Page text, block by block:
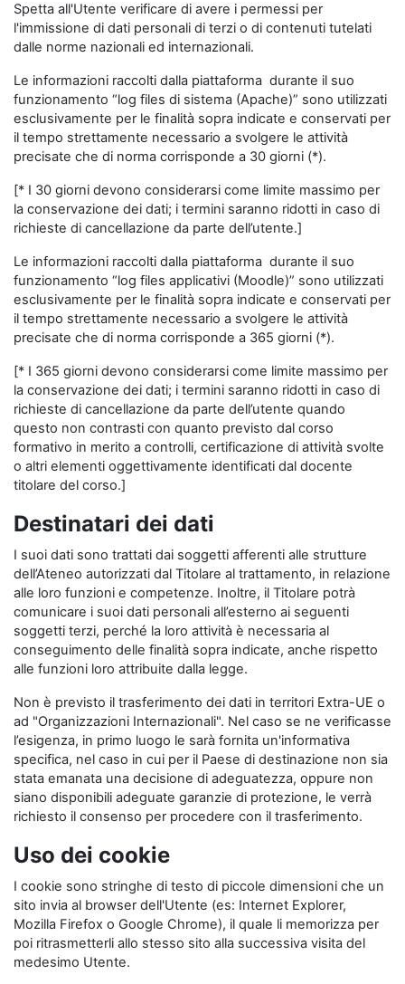
Spetta all'Utente verificare di avere i permessi per
l'immissione di dati personali di terzi o di contenuti tutelati
dalle norme nazionali ed internazionali.
Le informazioni raccolti dalla piattaforma durante il suo
funzionamento “log files di sistema (Apache)” sono utilizzati
esclusivamente per le finalità sopra indicate e conservati per
il tempo strettamente necessario a svolgere le attività
precisate che di norma corrisponde a 30 giorni (*).
[* I 30 giorni devono considerarsi come limite massimo per
la conservazione dei dati; i termini saranno ridotti in caso di
richieste di cancellazione da parte dell’utente.]
Le informazioni raccolti dalla piattaforma durante il suo
funzionamento “log files applicativi (Moodle)” sono utilizzati
esclusivamente per le finalità sopra indicate e conservati per
il tempo strettamente necessario a svolgere le attività
precisate che di norma corrisponde a 365 giorni (*).
[* I 365 giorni devono considerarsi come limite massimo per
la conservazione dei dati; i termini saranno ridotti in caso di
richieste di cancellazione da parte dell’utente quando
questo non contrasti con quanto previsto dal corso
formativo in merito a controlli, certificazione di attività svolte
o altri elementi oggettivamente identificati dal docente
titolare del corso.]
Destinatari dei dati
I suoi dati sono trattati dai soggetti afferenti alle strutture
dell’Ateneo autorizzati dal Titolare al trattamento, in relazione
alle loro funzioni e competenze. Inoltre, il Titolare potrà
comunicare i suoi dati personali all’esterno ai seguenti
soggetti terzi, perché la loro attività è necessaria al
conseguimento delle finalità sopra indicate, anche rispetto
alle funzioni loro attribuite dalla legge.
Non è previsto il trasferimento dei dati in territori Extra-UE o
ad "Organizzazioni Internazionali". Nel caso se ne verificasse
l’esigenza, in primo luogo le sarà fornita un'informativa
specifica, nel caso in cui per il Paese di destinazione non sia
stata emanata una decisione di adeguatezza, oppure non
siano disponibili adeguate garanzie di protezione, le verrà
richiesto il consenso per procedere con il trasferimento.
Uso dei cookie
I cookie sono stringhe di testo di piccole dimensioni che un
sito invia al browser dell'Utente (es: Internet Explorer,
Mozilla Firefox o Google Chrome), il quale li memorizza per
poi ritrasmetterli allo stesso sito alla successiva visita del
medesimo Utente.